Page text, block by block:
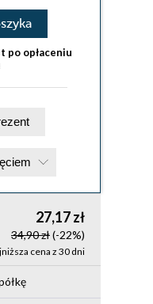
po opłaceniu
na prezent
27,17 zł
34,90 zł(-22%)
cena z 30 dni